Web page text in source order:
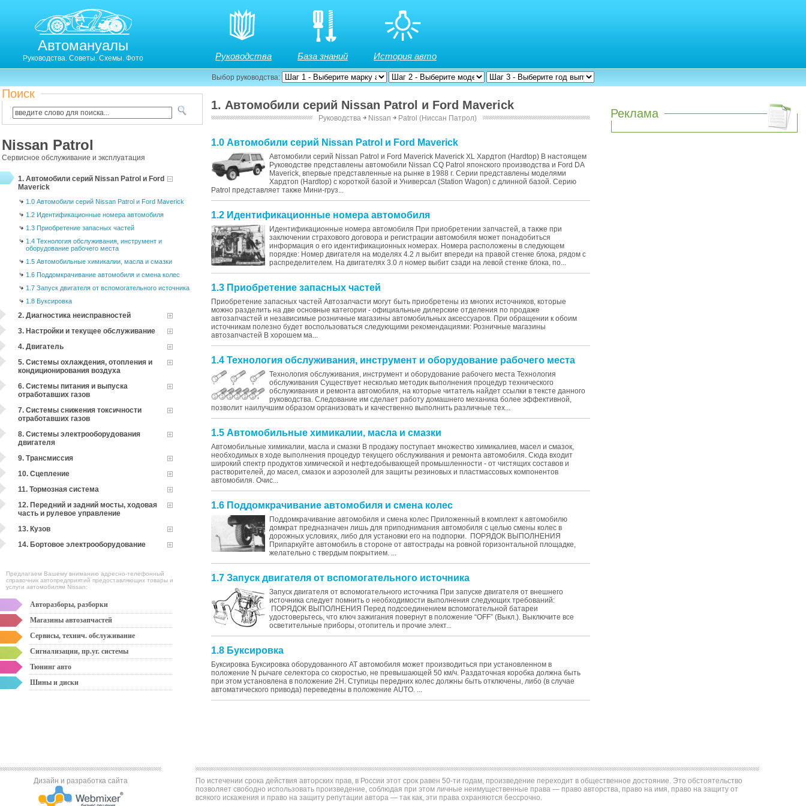
Автомануалы
Руководства. Советы. Схемы. Фото Руководства База знаний История авто
Выбор руководства:
Поиск
Nissan Patrol
Сервисное обслуживание и эксплуатация
1. Автомобили серий Nissan Patrol и Ford
Maverick
1.0 Автомобили серий Nissan Patrol и Ford Maverick
1.2 Идентификационные номера автомобиля
1.3 Приобретение запасных частей
1.4 Технология обслуживания, инструмент и
оборудование рабочего места
1.5 Автомобильные химикалии, масла и смазки
1.6 Поддомкрачивание автомобиля и смена колес
1.7 Запуск двигателя от вспомогательного источника
1.8 Буксировка
2. Диагностика неисправностей
3. Настройки и текущее обслуживание
4. Двигатель
5. Системы охлаждения, отопления и
кондиционирования воздуха
6. Системы питания и выпуска
отработавших газов
7. Системы снижения токсичности
отработавших газов
8. Системы электрооборудования
двигателя
9. Трансмиссия
10. Сцепление
11. Тормозная система
12. Передний и задний мосты, ходовая
часть и рулевое управление
13. Кузов
14. Бортовое электрооборудование
Предлагаем Вашему вниманию адресно-телефонный
справочник автопредприятий предоставляющих товары и
услуги автомобилям Nissan:
Авторазборы, разборки
Магазины автозапчастей
Сервисы, технич. обслуживание
Сигнализации, пр.уг. системы
Тюнинг авто
Шины и диски
1. Автомобили серий Nissan Patrol и Ford Maverick
Руководства ￫ Nissan ￫ Patrol (Ниссан Патрол)
1.0 Автомобили серий Nissan Patrol и Ford Maverick
Автомобили серий Nissan Patrol и Ford Maverick Maverick XL Хардтоп (Hardtop) В настоящем
Руководстве представлены автомобили Nissan CQ Patrol японского производства и Ford DA
Maverick, впервые представленные на рынке в 1988 г. Серии представлены моделями
Хардтоп (Hardtop) с короткой базой и Универсал (Station Wagon) с длинной базой. Серию
Patrol представляет также Мини-груз...
1.2 Идентификационные номера автомобиля
Идентификационные номера автомобиля При приобретении запчастей, а также при
заключении страхового договора и регистрации автомобиля может понадобиться
информация о его идентификационных номерах. Номера расположены в следующем
порядке: Номер двигателя на моделях 4.2 л выбит впереди на правой стенке блока, рядом с
распределителем. На двигателях 3.0 л номер выбит сзади на левой стенке блока, по...
1.3 Приобретение запасных частей
Приобретение запасных частей Автозапчасти могут быть приобретены из многих источников, которые
можно разделить на две основные категории - официальные дилерские отделения по продаже
автозапчастей и независимые розничные магазины автомобильных аксессуаров. При обращении к обоим
источникам полезно будет воспользоваться следующими рекомендациями: Розничные магазины
автозапчастей В хорошем ма...
1.4 Технология обслуживания, инструмент и оборудование рабочего места
Технология обслуживания, инструмент и оборудование рабочего места Технология
обслуживания Существует несколько методик выполнения процедур технического
обслуживания и ремонта автомобиля, на которые читатель найдет ссылки в тексте данного
руководства. Следование им сделает работу домашнего механика более эффективной,
позволит наилучшим образом организовать и качественно выполнить различные тех...
1.5 Автомобильные химикалии, масла и смазки
Автомобильные химикалии, масла и смазки В продажу поступает множество химикалиев, масел и смазок,
необходимых в ходе выполнения процедур текущего обслуживания и ремонта автомобиля. Сюда входит
широкий спектр продуктов химической и нефтедобывающей промышленности - от чистящих составов и
растворителей, до масел, смазок и аэрозолей для защиты резиновых и пластмассовых компонентов
автомобиля. Очис...
1.6 Поддомкрачивание автомобиля и смена колес
Поддомкрачивание автомобиля и смена колес Приложенный в комплект к автомобилю
домкрат предназначен лишь для приподнимания автомобиля с целью смены колес в
дорожных условиях, либо для установки его на подпорки. ПОРЯДОК ВЫПОЛНЕНИЯ
Припаркуйте автомобиль в стороне от автострады на ровной горизонтальной площадке,
желательно с твердым покрытием. ...
1.7 Запуск двигателя от вспомогательного источника
Запуск двигателя от вспомогательного источника При запуске двигателя от внешнего
источника следует помнить о необходимости выполнения следующих требований:
ПОРЯДОК ВЫПОЛНЕНИЯ Перед подсоединением вспомогательной батареи
удостоверьтесь, что ключ зажигания повернут в положение “OFF” (Выкл.). Выключите все
осветительные приборы, отопитель и прочие элект...
1.8 Буксировка
Буксировка Буксировка оборудованного АТ автомобиля может производиться при установленном в
положение N рычаге селектора со скоростью, не превышающей 50 км/ч. Раздаточная коробка должна быть
при этом установлена в положение 2Н. Ступицы передних колес должны быть отключены, либо (в случае
автоматического привода) переведены в положение AUTO. ...
Реклама
Дизайн и разработка сайта
По истечении срока действия авторских прав, в России этот срок равен 50-ти годам, произведение переходит в общественное достояние. Это обстоятельство
позволяет свободно использовать произведение, соблюдая при этом личные неимущественные права — право авторства, право на имя, право на защиту от
всякого искажения и право на защиту репутации автора — так как, эти права охраняются бессрочно.